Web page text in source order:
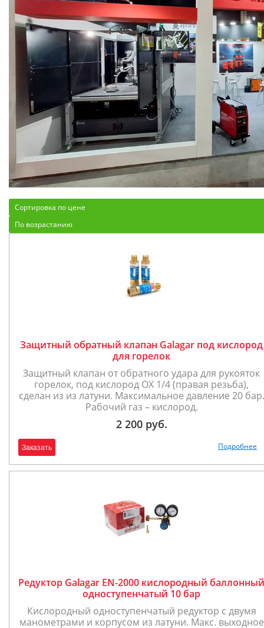
Сортировка по цене
По возрастанию
Защитный обратный клапан Galagar под кислород
для горелок
Защитный клапан от обратного удара для рукояток
горелок, под кислород OX 1/4 (правая резьба),
сделан из из латуни. Максимальное давление 20 бар.
Рабочий газ – кислород.
2 200 руб.
Заказать Подробнее
Редуктор Galagar EN-2000 кислородный баллонный
одноступенчатый 10 бар
Кислородный одноступенчатый редуктор с двумя
манометрами и корпусом из латуни. Макс. выходное